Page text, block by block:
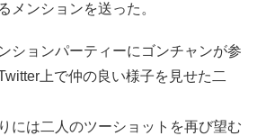
メンションを送った。
ションパーティーにゴンチャンが参
上で仲の良い様子を見せた二
には二人のツーショットを再び望む